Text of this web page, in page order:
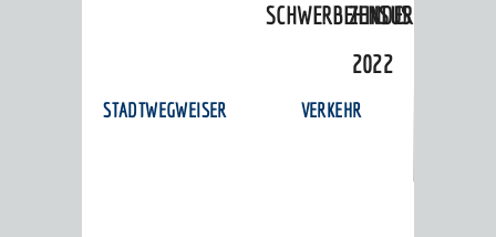
ZENSUS
2022
STADTWEGWEISER VERKEHR